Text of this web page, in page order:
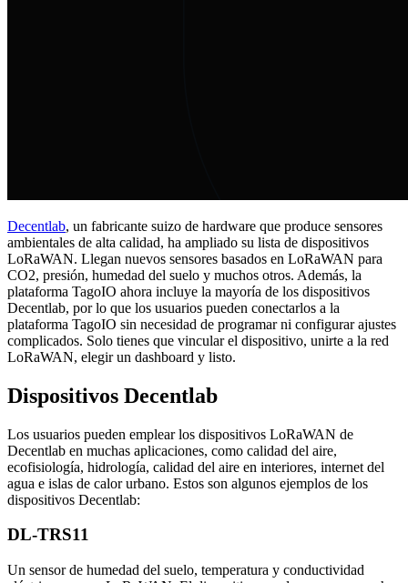
Decentlab, un fabricante suizo de hardware que produce sensores
ambientales de alta calidad, ha ampliado su lista de dispositivos
LoRaWAN. Llegan nuevos sensores basados en LoRaWAN para
CO2, presión, humedad del suelo y muchos otros. Además, la
plataforma TagoIO ahora incluye la mayoría de los dispositivos
Decentlab, por lo que los usuarios pueden conectarlos a la
plataforma TagoIO sin necesidad de programar ni configurar ajustes
complicados. Solo tienes que vincular el dispositivo, unirte a la red
LoRaWAN, elegir un dashboard y listo.
Dispositivos Decentlab
Los usuarios pueden emplear los dispositivos LoRaWAN de
Decentlab en muchas aplicaciones, como calidad del aire,
ecofisiología, hidrología, calidad del aire en interiores, internet del
agua e islas de calor urbano. Estos son algunos ejemplos de los
dispositivos Decentlab:
DL-TRS11
Un sensor de humedad del suelo, temperatura y conductividad